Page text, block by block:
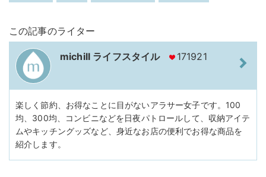
この記事のライター
michill ライフスタイル 171921
楽しく節約、お得なことに目がないアラサー女子です。100
均、300均、コンビニなどを日夜パトロールして、収納アイテ
ムやキッチングッズなど、身近なお店の便利でお得な商品を
紹介します。